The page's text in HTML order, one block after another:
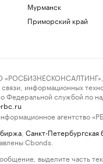
Мурманск
Приморский край
информационных
Федеральной службой по
агентство
Санкт-Петербургская
Cbonds.
выделите часть